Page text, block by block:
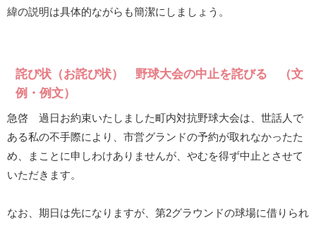
緯の説明は具体的ながらも簡潔にしましょう。
詫び状（お詫び状） 野球大会の中止を詫びる （文
例・例文）
急啓 過日お約束いたしました町内対抗野球大会は、世話人で
ある私の不手際により、市営グランドの予約が取れなかったた
め、まことに申しわけありませんが、やむを得ず中止とさせて
いただきます。
なお、期日は先になりますが、第2グラウンドの球場に借りられ